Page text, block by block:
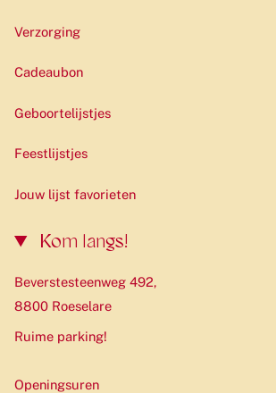
Verzorging
Cadeaubon
Geboortelijstjes
Feestlijstjes
Jouw lijst favorieten
Kom langs!
Beverstesteenweg 492,
8800 Roeselare
Ruime parking!
Openingsuren